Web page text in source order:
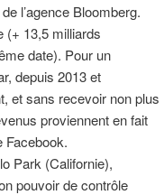
de l’agence Bloomberg.
(+ 13,5 milliards
date). Pour un
depuis 2013 et
et sans recevoir non plus
proviennent en fait
Facebook.
Park (Californie),
pouvoir de contrôle